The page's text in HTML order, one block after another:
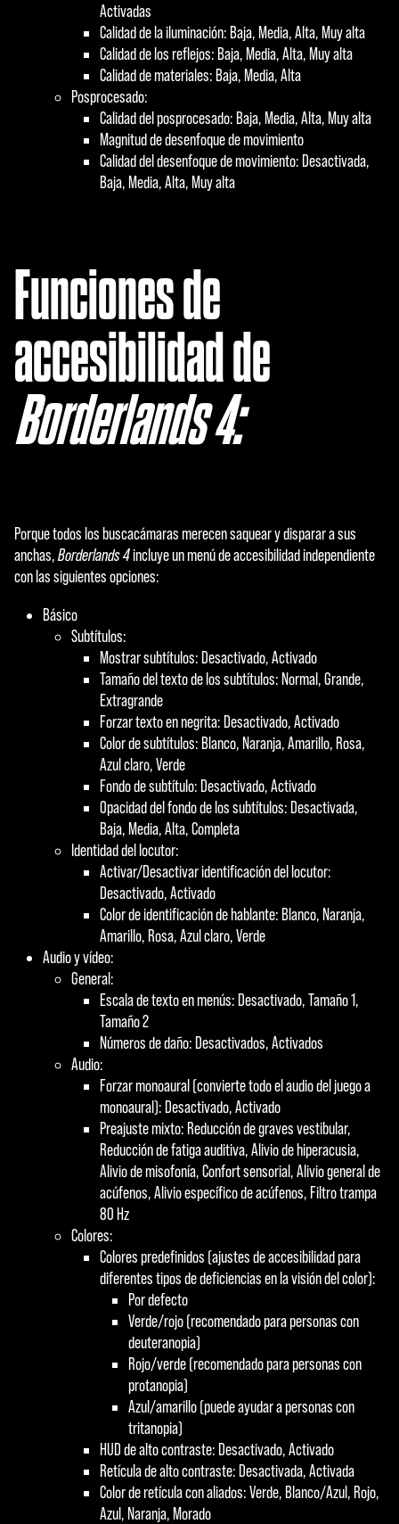
Activadas
Calidad de la iluminación: Baja, Media, Alta, Muy alta
Calidad de los reflejos: Baja, Media, Alta, Muy alta
Calidad de materiales: Baja, Media, Alta
Posprocesado:
Calidad del posprocesado: Baja, Media, Alta, Muy alta
Magnitud de desenfoque de movimiento
Calidad del desenfoque de movimiento: Desactivada,
Baja, Media, Alta, Muy alta
Funciones de
accesibilidad de
Borderlands 4:
Porque todos los buscacámaras merecen saquear y disparar a sus
anchas,Borderlands 4incluye un menú de accesibilidad independiente
con las siguientes opciones:
Básico
Subtítulos:
Mostrar subtítulos: Desactivado, Activado
Tamaño del texto de los subtítulos: Normal, Grande,
Extragrande
Forzar texto en negrita: Desactivado, Activado
Color de subtítulos: Blanco, Naranja, Amarillo, Rosa,
Azul claro, Verde
Fondo de subtítulo: Desactivado, Activado
Opacidad del fondo de los subtítulos: Desactivada,
Baja, Media, Alta, Completa
Identidad del locutor:
Activar/Desactivar identificación del locutor:
Desactivado, Activado
Color de identificación de hablante: Blanco, Naranja,
Amarillo, Rosa, Azul claro, Verde
Audio y vídeo:
General:
Escala de texto en menús: Desactivado, Tamaño 1,
Tamaño 2
Números de daño: Desactivados, Activados
Audio:
Forzar monoaural (convierte todo el audio del juego a
monoaural): Desactivado, Activado
Preajuste mixto: Reducción de graves vestibular,
Reducción de fatiga auditiva, Alivio de hiperacusia,
Alivio de misofonía, Confort sensorial, Alivio general de
acúfenos, Alivio específico de acúfenos, Filtro trampa
80 Hz
Colores:
Colores predefinidos (ajustes de accesibilidad para
diferentes tipos de deficiencias en la visión del color):
Por defecto
Verde/rojo (recomendado para personas con
deuteranopia)
Rojo/verde (recomendado para personas con
protanopia)
Azul/amarillo (puede ayudar a personas con
tritanopia)
HUD de alto contraste: Desactivado, Activado
Retícula de alto contraste: Desactivada, Activada
Color de retícula con aliados: Verde, Blanco/Azul, Rojo,
Azul, Naranja, Morado